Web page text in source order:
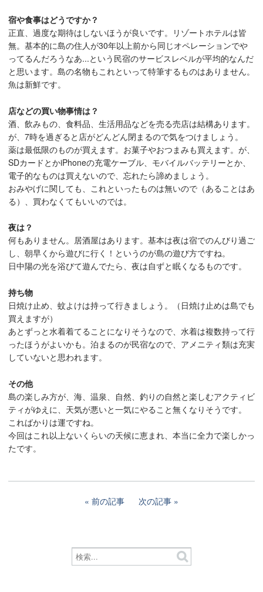
宿や食事はどうですか？
正直、過度な期待はしないほうが良いです。リゾートホテルは皆
無。基本的に島の住人が30年以上前から同じオペレーションでや
ってるんだろうなあ...という民宿のサービスレベルが平均的なんだ
と思います。島の名物もこれといって特筆するものはありません。
魚は新鮮です。
店などの買い物事情は？
酒、飲みもの、食料品、生活用品などを売る売店は結構あります。
が、7時を過ぎると店がどんどん閉まるので気をつけましょう。
薬は最低限のものが買えます。お菓子やおつまみも買えます。が、
SDカードとかiPhoneの充電ケーブル、モバイルバッテリーとか、
電子的なものは買えないので、忘れたら諦めましょう。
おみやげに関しても、これといったものは無いので（あることはあ
る）、買わなくてもいいのでは。
夜は？
何もありません。居酒屋はあります。基本は夜は宿でのんびり過ご
し、朝早くから遊びに行く！というのが島の遊び方ですね。
日中陽の光を浴びて遊んでたら、夜は自ずと眠くなるものです。
持ち物
日焼け止め、蚊よけは持って行きましょう。（日焼け止めは島でも
買えますが）
あとずっと水着着てることになりそうなので、水着は複数持って行
ったほうがよいかも。泊まるのが民宿なので、アメニティ類は充実
していないと思われます。
その他
島の楽しみ方が、海、温泉、自然、釣りの自然と楽しむアクティビ
ティがゆえに、天気が悪いと一気にやること無くなりそうです。
こればかりは運ですね。
今回はこれ以上ないくらいの天候に恵まれ、本当に全力で楽しかっ
たです。
前の記事 次の記事